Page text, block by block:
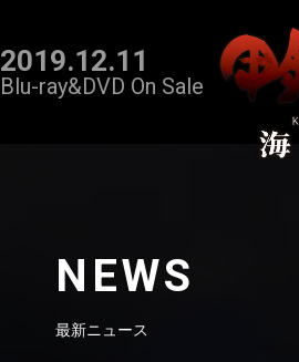
2019.12.11
Blu-ray&DVD On Sale
NEWS
最新ニュース